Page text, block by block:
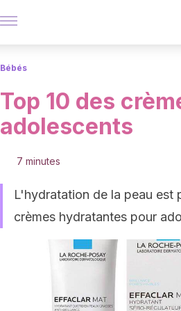
Bébés
Top 10 des
adolescents
7 minutes
L'hydratation de la peau est
crèmes hydratantes pour